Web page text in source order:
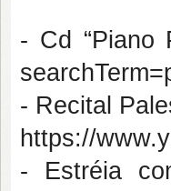
- Cd “Piano
- Recital
https://
- Estréia